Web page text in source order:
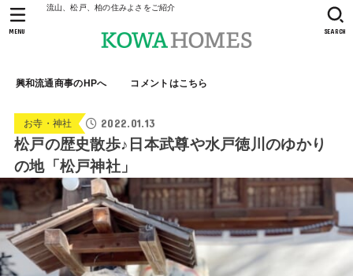
流山、松戸、柏の住みよさをご紹介
興和流通商事のHPへ コメントはこちら
SEARCH
MENU
お寺・神社 2022.01.13
松戸の歴史散歩♪日本武尊や水戸徳川のゆかり
の地「松戸神社」